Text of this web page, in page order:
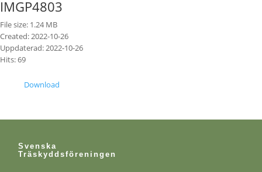
IMGP4803
File size: 1.24 MB
Created: 2022-10-26
Uppdaterad: 2022-10-26
Hits: 69
Download
Svenska
Träskyddsföreningen